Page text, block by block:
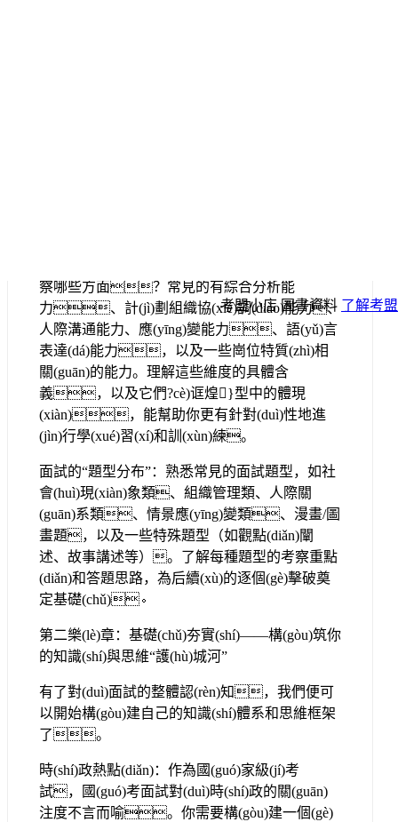
考盟小店 圖書資料 了解考盟
察哪些方面？常見的有綜合分析能
力、計(jì)劃組織協(xié)調(diào)能力、
人際溝通能力、應(yīng)變能力、語(yǔ)言
表達(dá)能力，以及一些崗位特質(zhì)相
關(guān)的能力。理解這些維度的具體含
義，以及它們?cè)诓煌}型中的體現
(xiàn)，能幫助你更有針對(duì)性地進
(jìn)行學(xué)習(xí)和訓(xùn)練。
面試的“題型分布”：熟悉常見的面試題型，如社
會(huì)現(xiàn)象類、組織管理類、人際關
(guān)系類、情景應(yīng)變類、漫畫/圖
畫題，以及一些特殊題型（如觀點(diǎn)闡
述、故事講述等）。了解每種題型的考察重點
(diǎn)和答題思路，為后續(xù)的逐個(gè)擊破奠
定基礎(chǔ)。
第二樂(lè)章：基礎(chǔ)夯實(shí)——構(gòu)筑你
的知識(shí)與思維“護(hù)城河”
有了對(duì)面試的整體認(rèn)知，我們便可
以開始構(gòu)建自己的知識(shí)體系和思維框架
了。
時(shí)政熱點(diǎn)：作為國(guó)家級(jí)考
試，國(guó)考面試對(duì)時(shí)政的關(guān)
注度不言而喻。你需要構(gòu)建一個(gè)